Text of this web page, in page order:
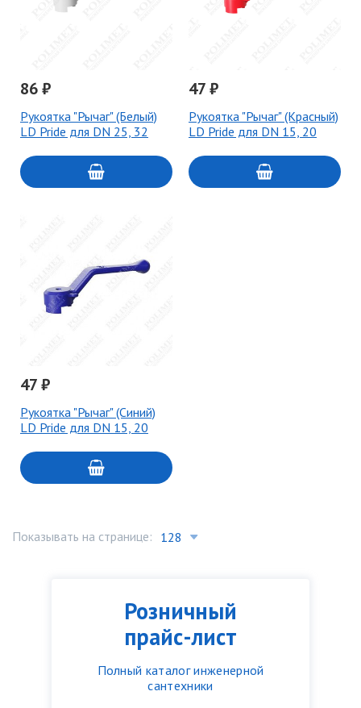
Розничный
прайс-лист
Полный каталог инженерной
сантехники
86 ₽
Рукоятка "Рычаг" (Белый)
LD Pride для DN 25, 32
47 ₽
Рукоятка "Рычаг" (Красный)
LD Pride для DN 15, 20
47 ₽
Рукоятка "Рычаг" (Синий)
LD Pride для DN 15, 20
Показывать на странице: